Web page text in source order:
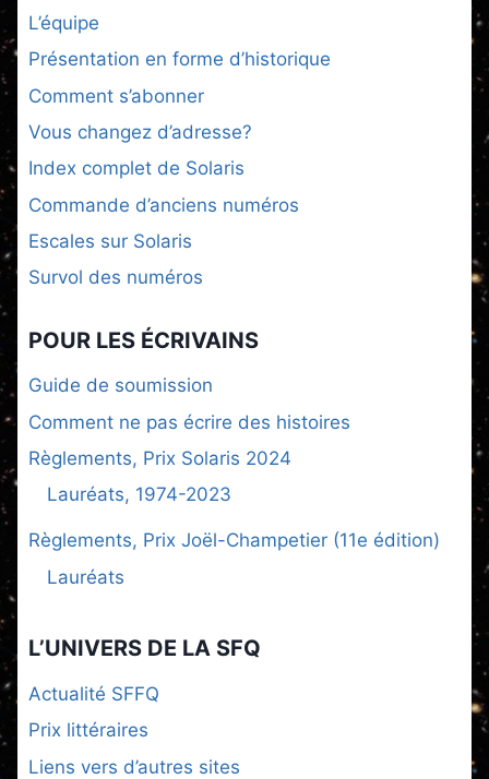
L’équipe
Présentation en forme d’historique
Comment s’abonner
Vous changez d’adresse?
Index complet de Solaris
Commande d’anciens numéros
Escales sur Solaris
Survol des numéros
POUR LES ÉCRIVAINS
Guide de soumission
Comment ne pas écrire des histoires
Règlements, Prix Solaris 2024
Lauréats, 1974-2023
Règlements, Prix Joël-Champetier (11e édition)
Lauréats
L’UNIVERS DE LA SFQ
Actualité SFFQ
Prix littéraires
Liens vers d’autres sites